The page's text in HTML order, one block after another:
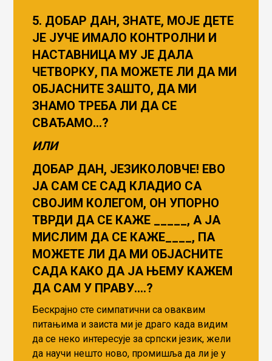
5. ДОБАР ДАН, ЗНАТЕ, МОЈЕ ДЕТЕ
ЈЕ ЈУЧЕ ИМАЛО КОНТРОЛНИ И
НАСТАВНИЦА МУ ЈЕ ДАЛА
ЧЕТВОРКУ, ПА МОЖЕТЕ ЛИ ДА МИ
ОБЈАСНИТЕ ЗАШТО, ДА МИ
ЗНАМО ТРЕБА ЛИ ДА СЕ
СВАЂАМО…?
ИЛИ
ДОБАР ДАН, ЈЕЗИКОЛОВЧЕ! ЕВО
ЈА САМ СЕ САД КЛАДИО СА
СВОЈИМ КОЛЕГОМ, ОН УПОРНО
ТВРДИ ДА СЕ КАЖЕ _____, А ЈА
МИСЛИМ ДА СЕ КАЖЕ____, ПА
МОЖЕТЕ ЛИ ДА МИ ОБЈАСНИТЕ
САДА КАКО ДА ЈА ЊЕМУ КАЖЕМ
ДА САМ У ПРАВУ….?
Бескрајно сте симпатични са оваквим
питањима и заиста ми је драго када видим
да се неко интересује за српски језик, жели
да научи нешто ново, промишља да ли је у